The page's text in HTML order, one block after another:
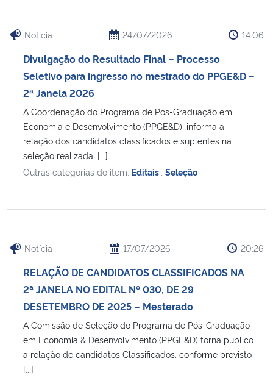
Notícia 24/07/2026 14:06
Divulgação do Resultado Final – Processo
Seletivo para ingresso no mestrado do PPGE&D –
2ª Janela 2026
A Coordenação do Programa de Pós-Graduação em
Economia e Desenvolvimento (PPGE&D), informa a
relação dos candidatos classificados e suplentes na
seleção realizada. [...]
Outras categorias do item: Editais Seleção
Notícia 17/07/2026 20:26
RELAÇÃO DE CANDIDATOS CLASSIFICADOS NA
2ª JANELA NO EDITAL Nº 030, DE 29
DESETEMBRO DE 2025 – Mesterado
A Comissão de Seleção do Programa de Pós-Graduação
em Economia & Desenvolvimento (PPGE&D) torna publico
a relação de candidatos Classificados, conforme previsto
[...]